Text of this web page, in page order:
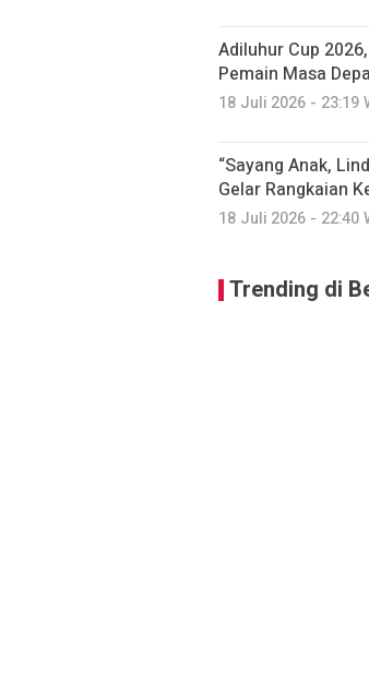
Adiluhur Cup
Pemain Masa
18 Juli 2026 - 23:19
“Sayang Anak,
Gelar Rangkaian
18 Juli 2026 - 22:40
Trending di